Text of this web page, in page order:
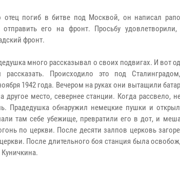
отец погиб в битве под Москвой, он написал
отправить его на фронт. Просьбу
фронт.
много рассказывал о своих подвигах. И вот
рассказать. Происходило это под
1942 года. Вечером на руках они вытащили
место, севернее станции. Когда рассвело,
Прадедушка обнаружил немецкие пушки и
там себе убежище, превратили его в дот, и
по церкви. После десяти залпов церковь
После длительного боя станция была